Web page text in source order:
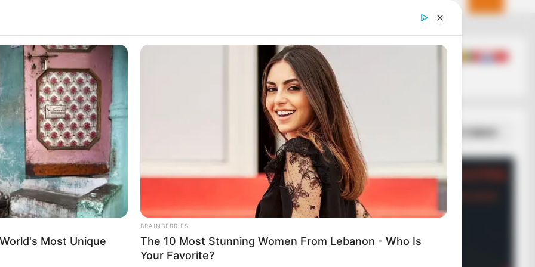
Most Unique
BRAINBERRIES
The 10 Most Stunning Women From Lebanon - Who Is
Your Favorite?
BUZZDAY
Embarrassing Prince William Moment
Caught On Camera (Watch)
HABERION
Rare Elephant Birth—Then Nature
Delivered A Second Shock